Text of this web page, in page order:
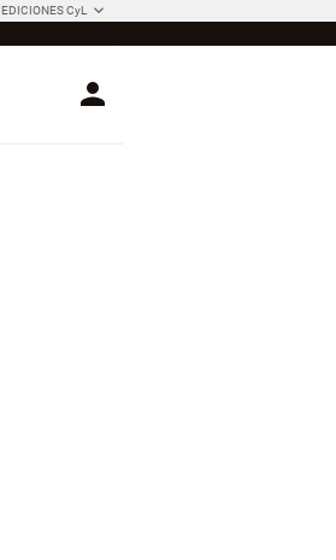
EDICIONES CyL
Login